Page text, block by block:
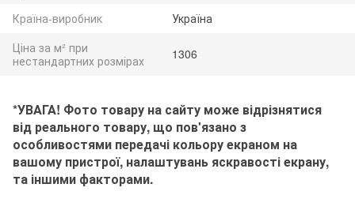
Країна-виробник
Україна
Ціна за м² при
нестандартних розмірах
1306
*УВАГА! Фото товару на сайту може відрізнятися
від реального товару, що пов'язано з
особливостями передачі кольору екраном на
вашому пристрої, налаштувань яскравості екрану,
та іншими факторами.